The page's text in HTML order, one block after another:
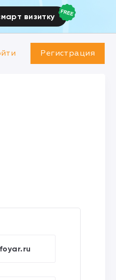
визитку
Регистрация